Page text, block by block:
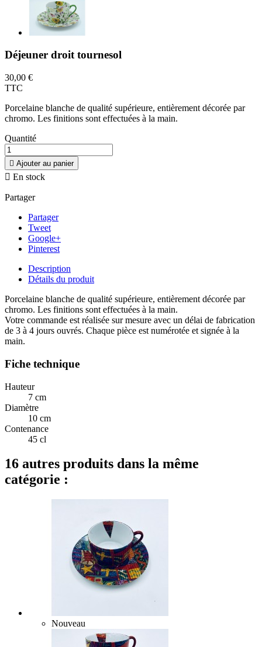
Déjeuner droit tournesol
30,00 €
TTC
Porcelaine blanche de qualité supérieure, entièrement décorée par
chromo. Les finitions sont effectuées à la main.
Quantité
 Ajouter au panier
 En stock
Partager
Partager
Tweet
Google+
Pinterest
Description
Détails du produit
Porcelaine blanche de qualité supérieure, entièrement décorée par
chromo. Les finitions sont effectuées à la main.
Votre commande est réalisée sur mesure avec un délai de fabrication
de 3 à 4 jours ouvrés. Chaque pièce est numérotée et signée à la
main.
Fiche technique
Hauteur
7 cm
Diamètre
10 cm
Contenance
45 cl
16 autres produits dans la même
catégorie :
Nouveau